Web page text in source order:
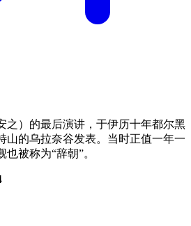
之）的最后演讲，于伊历十年都尔黑
山的乌拉奈谷发表。当时正值一年一
被称为“辞朝”。